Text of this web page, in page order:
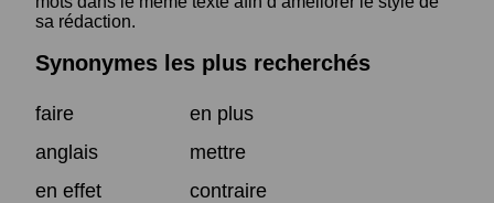
sa rédaction.
Synonymes les plus recherchés
faire
en plus
anglais
mettre
en effet
contraire